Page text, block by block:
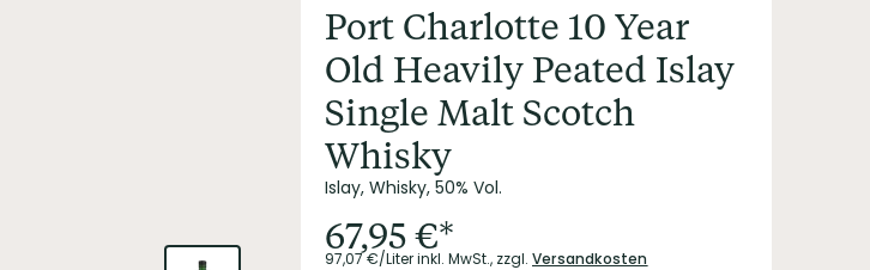
Port Charlotte 10 Year
Old Heavily Peated Islay
Single Malt Scotch
Whisky
Islay, Whisky, 50% Vol.
67,95€*
97,07€/Literinkl. MwSt., zzgl. Versandkosten